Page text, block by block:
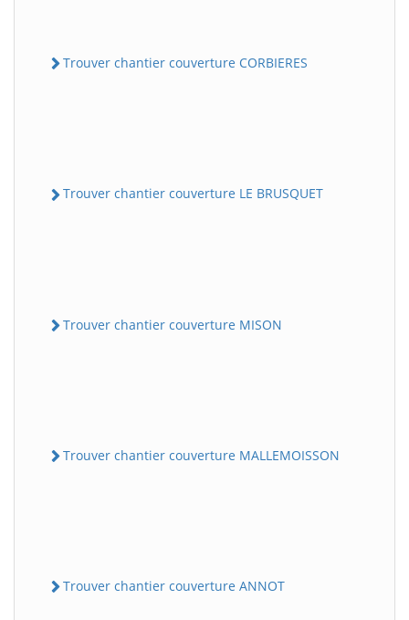
Trouver chantier couverture CORBIERES
Trouver chantier couverture LE BRUSQUET
Trouver chantier couverture MISON
Trouver chantier couverture MALLEMOISSON
Trouver chantier couverture ANNOT